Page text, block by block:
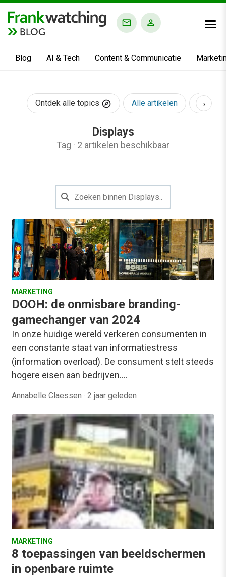
BLOG
Blog AI & Tech Content & Communicatie
Ontdek alle topics Alle artikelen AI &
›
Displays
Tag · 2 artikelen beschikbaar
MARKETING
DOOH: de onmisbare branding-
gamechanger van 2024
In onze huidige wereld verkeren consumenten in
een constante staat van informatiestress
(information overload). De consument stelt steeds
hogere eisen aan bedrijven.…
Annabelle Claessen · 2 jaar geleden
MARKETING
8 toepassingen van beeldschermen
in openbare ruimte